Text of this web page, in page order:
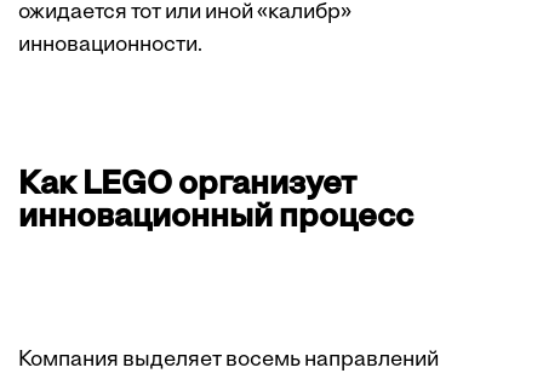
ожидается тот или иной «калибр»
инновационности.
Как LEGO организует
инновационный процесс
Компания выделяет восемь направлений